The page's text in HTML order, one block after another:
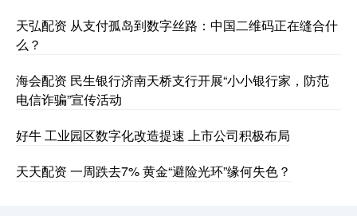
天弘配资 从支付孤岛到数字丝路：中国二维码正在缝合什
么？
海会配资 民生银行济南天桥支行开展“小小银行家，防范
电信诈骗”宣传活动
好牛 工业园区数字化改造提速 上市公司积极布局
天天配资 一周跌去7% 黄金“避险光环”缘何失色？